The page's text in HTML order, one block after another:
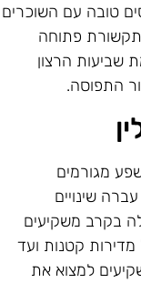
טובה עם השוכרים
פתוחה
שביעות הרצון
התפוסה.
מגורמים
שינויים
בקרב משקיעים
קטנות ועד
למצוא את